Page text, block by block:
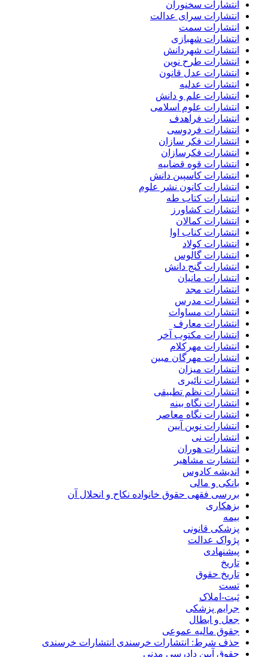
انتشارات سخنوران
انتشارات سرای عدالت
انتشارات سمت
انتشارات شهبازی
انتشارات شهردانش
انتشارات طرح نوین
انتشارات عدل قانون
انتشارات عدلیه
انتشارات علم و دانش
انتشارات علوم اسلامی
انتشارات فراهدف
انتشارات فردوسی
انتشارات فکر سازان
انتشارات فکرسازان
انتشارات قوه قضاییه
انتشارات کاسپین دانش
انتشارات کانون نشر علوم
انتشارات کتاب طه
انتشارات کشاورز
انتشارات کمالان
انتشارات کناب اوا
انتشارات کولاد
انتشارات گالوس
انتشارات گنج دانش
انتشارات مانیان
انتشارات مجد
انتشارات مدرس
انتشارات مساوات
انتشارات معارف
انتشارات مکتوب آخر
انتشارات مهرکلام
انتشارات مهرگان مبین
انتشارات میزان
انتشارات نائیری
انتشارات نظم تطبیقی
انتشارات نگاه بینه
انتشارات نگاه معاصر
انتشارات نوین آیین
انتشارات نی
انتشارات هوران
انتشارت مشاهیر
اندیشه کادوس
بانکی و مالی
بررسی فقهی حقوق خانواده نکاح و انحلال آن
بزهکاری
بیمه
پزشکی قانونی
پژواک عدالت
پیشنهادی
تاریخ
تاریخ حقوق
تست
ثبت-املاک
جرایم پزشکی
جعل و ابطال
جقوق مالیه عموعی
حذف شرط: انتشارات خرسندی انتشارات خرسندی
حقوق آیین دادرسی مدنی